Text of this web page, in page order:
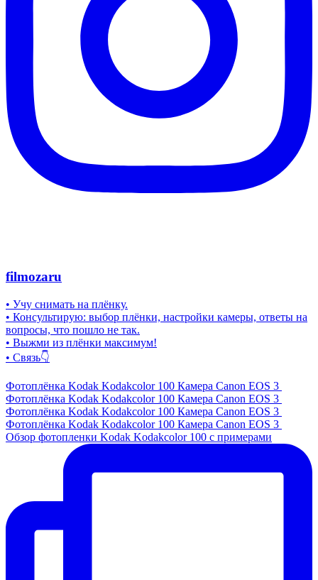
filmozaru
• Учу снимать на плёнку.
• Консультирую: выбор плёнки, настройки камеры, ответы на
вопросы, что пошло не так.
• Выжми из плёнки максимум!
• Связь👇
Фотоплёнка Kodak Kodakcolor 100 Камера Canon EOS 3
Фотоплёнка Kodak Kodakcolor 100 Камера Canon EOS 3
Фотоплёнка Kodak Kodakcolor 100 Камера Canon EOS 3
Фотоплёнка Kodak Kodakcolor 100 Камера Canon EOS 3
Обзор фотопленки Kodak Kodakcolor 100 с примерами